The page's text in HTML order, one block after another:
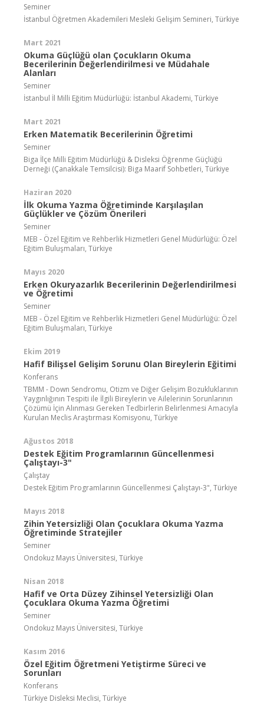
Seminer
İstanbul Öğretmen Akademileri Mesleki Gelişim Semineri, Türkiye
Mart 2021
Okuma Güçlüğü olan Çocukların Okuma
Becerilerinin Değerlendirilmesi ve Müdahale
Alanları
Seminer
İstanbul İl Milli Eğitim Müdürlüğü: İstanbul Akademi, Türkiye
Mart 2021
Erken Matematik Becerilerinin Öğretimi
Seminer
Biga İlçe Milli Eğitim Müdürlüğü & Disleksi Öğrenme Güçlüğü
Derneği (Çanakkale Temsilcisi): Biga Maarif Sohbetleri, Türkiye
Haziran 2020
İlk Okuma Yazma Öğretiminde Karşılaşılan
Güçlükler ve Çözüm Önerileri
Seminer
MEB - Özel Eğitim ve Rehberlik Hizmetleri Genel Müdürlüğü: Özel
Eğitim Buluşmaları, Türkiye
Mayıs 2020
Erken Okuryazarlık Becerilerinin Değerlendirilmesi
ve Öğretimi
Seminer
MEB - Özel Eğitim ve Rehberlik Hizmetleri Genel Müdürlüğü: Özel
Eğitim Buluşmaları, Türkiye
Ekim 2019
Hafif Bilişsel Gelişim Sorunu Olan Bireylerin Eğitimi
Konferans
TBMM - Down Sendromu, Otizm ve Diğer Gelişim Bozukluklarının
Yaygınlığının Tespiti ile İlgili Bireylerin ve Ailelerinin Sorunlarının
Çözümü İçin Alınması Gereken Tedbirlerin Belirlenmesi Amacıyla
Kurulan Meclis Araştırması Komisyonu, Türkiye
Ağustos 2018
Destek Eğitim Programlarının Güncellenmesi
Çalıştayı-3"
Çalıştay
Destek Eğitim Programlarının Güncellenmesi Çalıştayı-3", Türkiye
Mayıs 2018
Zihin Yetersizliği Olan Çocuklara Okuma Yazma
Öğretiminde Stratejiler
Seminer
Ondokuz Mayıs Üniversitesi, Türkiye
Nisan 2018
Hafif ve Orta Düzey Zihinsel Yetersizliği Olan
Çocuklara Okuma Yazma Öğretimi
Seminer
Ondokuz Mayıs Üniversitesi, Türkiye
Kasım 2016
Özel Eğitim Öğretmeni Yetiştirme Süreci ve
Sorunları
Konferans
Türkiye Disleksi Meclisi, Türkiye